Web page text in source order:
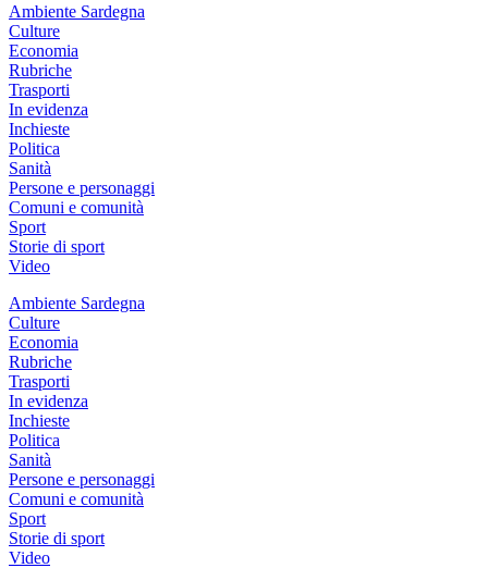
Ambiente Sardegna
Culture
Economia
Rubriche
Trasporti
In evidenza
Inchieste
Politica
Sanità
Persone e personaggi
Comuni e comunità
Sport
Storie di sport
Video
Ambiente Sardegna
Culture
Economia
Rubriche
Trasporti
In evidenza
Inchieste
Politica
Sanità
Persone e personaggi
Comuni e comunità
Sport
Storie di sport
Video